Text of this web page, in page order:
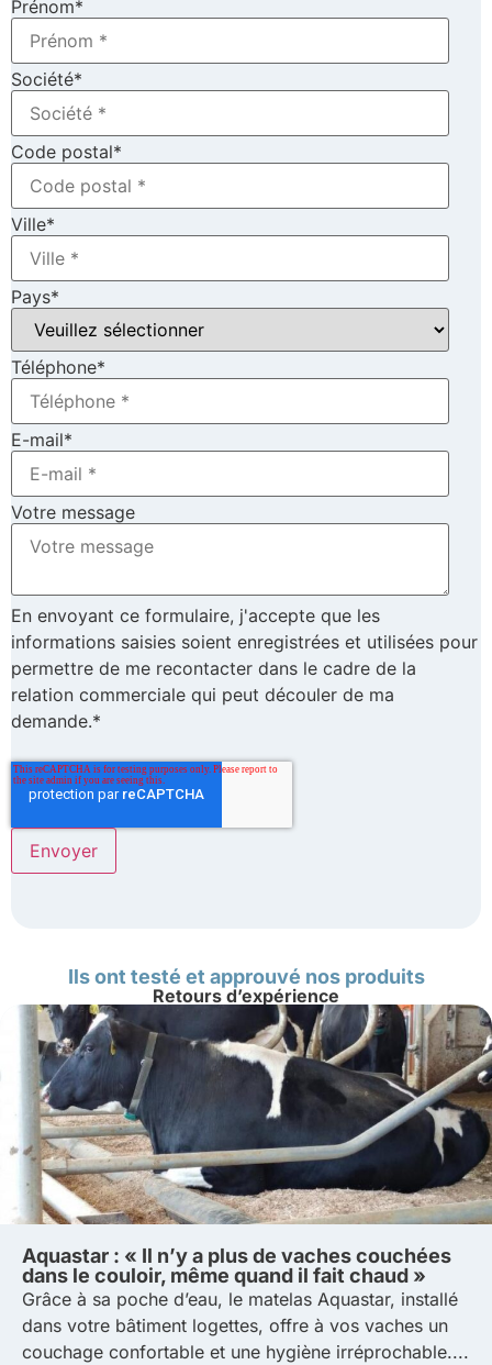
Prénom*
Société*
Code postal*
Ville*
Pays*
Téléphone*
E-mail*
Votre message
En envoyant ce formulaire, j'accepte que les
informations saisies soient enregistrées et utilisées pour
permettre de me recontacter dans le cadre de la
relation commerciale qui peut découler de ma
demande.*
Ils ont testé et approuvé nos produits
Retours d’expérience
Aquastar : « Il n’y a plus de vaches couchées
dans le couloir, même quand il fait chaud »
Grâce à sa poche d’eau, le matelas Aquastar, installé
dans votre bâtiment logettes, offre à vos vaches un
couchage confortable et une hygiène irréprochable....